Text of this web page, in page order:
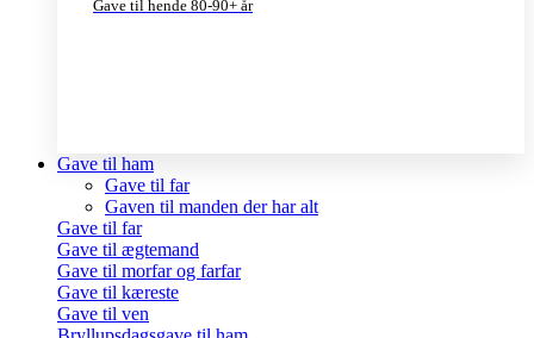
Gave til hende 80-90+ år
Gave til ham
Gave til far
Gaven til manden der har alt
Gave til far
Gave til ægtemand
Gave til morfar og farfar
Gave til kæreste
Gave til ven